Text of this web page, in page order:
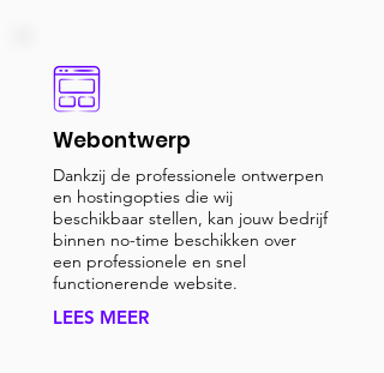
Webontwerp
Dankzij de professionele ontwerpen
en hostingopties die wij
beschikbaar stellen, kan jouw bedrijf
binnen no-time beschikken over
een professionele en snel
functionerende website.
LEES MEER